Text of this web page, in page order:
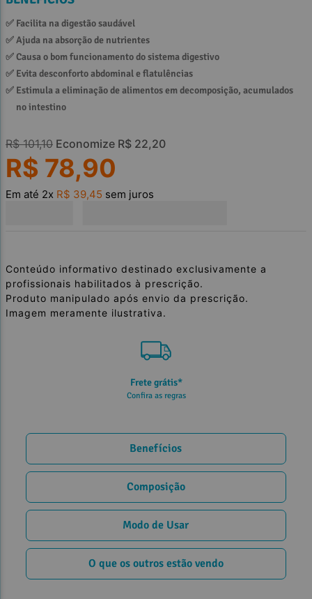
✅ Facilita na digestão saudável
✅ Ajuda na absorção de nutrientes
✅ Causa o bom funcionamento do sistema digestivo
✅ Evita desconforto abdominal e flatulências
✅ Estimula a eliminação de alimentos em decomposição, acumulados
no intestino
R$ 101,10 Economize R$ 22,20
R$ 78,90
Em até 2x R$ 39,45 sem juros
Conteúdo informativo destinado exclusivamente a
profissionais habilitados à prescrição.
Produto manipulado após envio da prescrição.
Imagem meramente ilustrativa.
Frete grátis*
Confira as regras
Benefícios
Composição
Modo de Usar
O que os outros estão vendo